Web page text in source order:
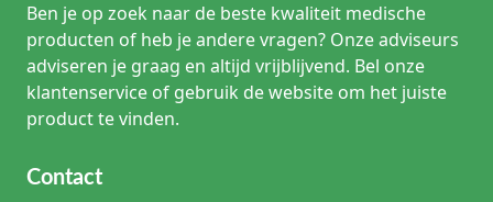
Ben je op zoek naar de beste kwaliteit medische
producten of heb je andere vragen? Onze adviseurs
adviseren je graag en altijd vrijblijvend. Bel onze
klantenservice of gebruik de website om het juiste
product te vinden.
Contact